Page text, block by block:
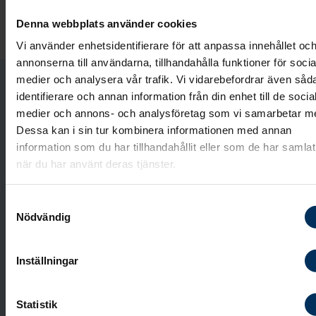
Denna webbplats använder cookies
Vi använder enhetsidentifierare för att anpassa innehållet och
annonserna till användarna, tillhandahålla funktioner för
medier och analysera vår trafik. Vi vidarebefordrar även
identifierare och annan information från din enhet till de
medier och annons- och analysföretag som vi samarbetar
Dessa kan i sin tur kombinera informationen med annan
information som du har tillhandahållit eller som de har
när du har använt deras tjänster.
Nödvändig
Inställningar
Statistik
ceremoni. Hon kan ge råd och hjälpa till att skapa en
Påbörja planeringen hemifrån
Inför vårt möte kan det vara en bra idé att
fundera på de saker vi kommer att prata om. I
påbörja planeringen hemifrån om du vill. Du väljer
som känns lite svårare kan vi göra tillsammans.